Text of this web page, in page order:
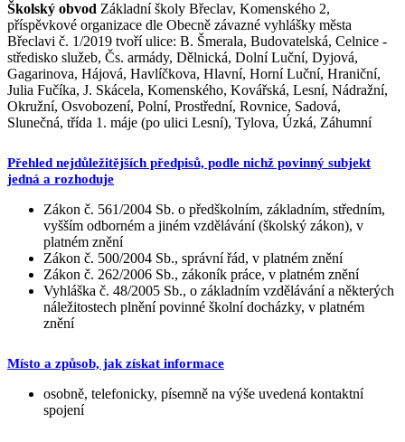
Školský obvod Základní školy Břeclav, Komenského 2,
příspěvkové organizace dle Obecně závazné vyhlášky města
Břeclavi č. 1/2019 tvoří ulice: B. Šmerala, Budovatelská, Celnice -
středisko služeb, Čs. armády, Dělnická, Dolní Luční, Dyjová,
Gagarinova, Hájová, Havlíčkova, Hlavní, Horní Luční, Hraniční,
Julia Fučíka, J. Skácela, Komenského, Kovářská, Lesní, Nádražní,
Okružní, Osvobození, Polní, Prostřední, Rovnice, Sadová,
Slunečná, třída 1. máje (po ulici Lesní), Tylova, Úzká, Záhumní
Přehled nejdůležitějších předpisů, podle nichž povinný subjekt
jedná a rozhoduje
Zákon č. 561/2004 Sb. o předškolním, základním, středním,
vyšším odborném a jiném vzdělávání (školský zákon), v
platném znění
Zákon č. 500/2004 Sb., správní řád, v platném znění
Zákon č. 262/2006 Sb., zákoník práce, v platném znění
Vyhláška č. 48/2005 Sb., o základním vzdělávání a některých
náležitostech plnění povinné školní docházky, v platném
znění
Místo a způsob, jak získat informace
osobně, telefonicky, písemně na výše uvedená kontaktní
spojení